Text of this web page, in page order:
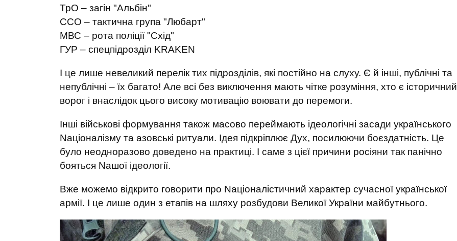
ТрО – загін "Альбін"
ССО – тактична група "Любарт"
МВС – рота поліції "Схід"
ГУР – спецпідрозділ KRAKEN
І це лише невеликий перелік тих підрозділів, які постійно на слуху. Є й інші, публічні та
непублічні – їх багато! Але всі без виключення мають чітке розуміння, хто є історичний
ворог і внаслідок цього високу мотивацію воювати до перемоги.
Інші військові формування також масово переймають ідеологічні засади українського
Nаціоналізму та азовські ритуали. Ідея підкріплює Дух, посилюючи боєздатність. Це
було неодноразово доведено на практиці. І саме з цієї причини росіяни так панічно
бояться Nашої ідеології.
Вже можемо відкрито говорити про Nаціоналістичний характер сучасної української
армії. І це лише один з етапів на шляху розбудови Великої України майбутнього.